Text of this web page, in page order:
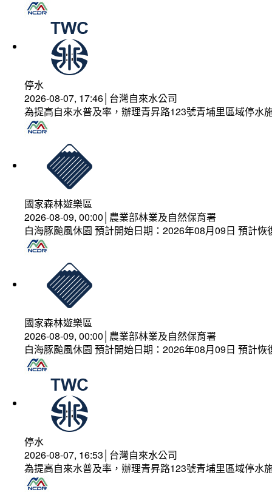
停水
2026-08-07, 17:46│台灣自來水公司
為提高自來水普及率，辦理青昇路123號青埔里區域停水
國家森林遊樂區
2026-08-09, 00:00│農業部林業及自然保育署
白海豚颱風休園 預計開始日期：2026年08月09日 預計
國家森林遊樂區
2026-08-09, 00:00│農業部林業及自然保育署
白海豚颱風休園 預計開始日期：2026年08月09日 預計
停水
2026-08-07, 16:53│台灣自來水公司
為提高自來水普及率，辦理青昇路123號青埔里區域停水